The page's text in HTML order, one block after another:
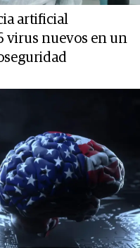
artificial
virus nuevos en un